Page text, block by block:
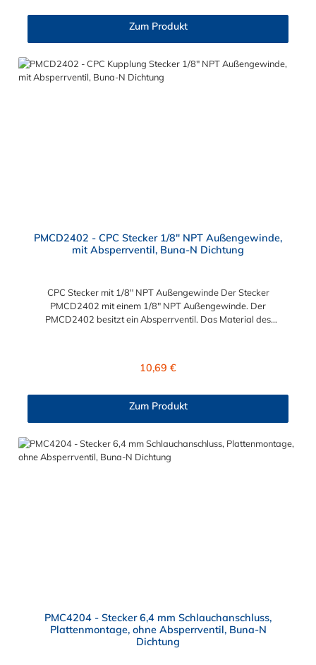
Zum Produkt
PMCD2402 - CPC Stecker 1/8" NPT Außengewinde,
mit Absperrventil, Buna-N Dichtung
CPC Stecker mit 1/8" NPT Außengewinde Der Stecker
PMCD2402 mit einem 1/8" NPT Außengewinde. Der
PMCD2402 besitzt ein Absperrventil. Das Material des
der PMC-, PMC12- und MC- Serie kombinieren.
Regulärer Preis:
10,69 €
Zum Produkt
PMC4204 - Stecker 6,4 mm Schlauchanschluss,
Plattenmontage, ohne Absperrventil, Buna-N
Dichtung